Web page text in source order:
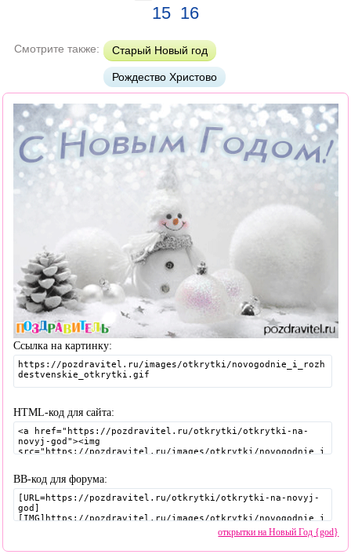
15 16
Смотрите также: Старый Новый год
Рождество Христово
Ссылка на картинку:
HTML-код для сайта:
BB-код для форума:
открытки на Новый Год {god}